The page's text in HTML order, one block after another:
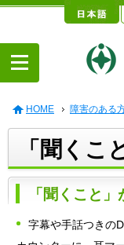
HOME 障害のある
「聞くこ
「聞くこと
字幕や手話つきの